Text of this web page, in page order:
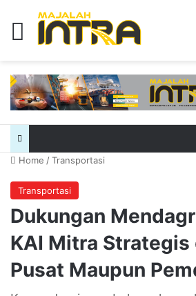
Menu
Home /Transportasi
Transportasi
Dukungan
KAI Mitra
Pusat Maupun